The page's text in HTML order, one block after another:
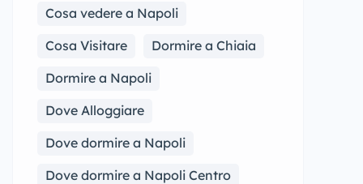
Cosa vedere a Napoli
Cosa Visitare
Dormire a Chiaia
Dormire a Napoli
Dove Alloggiare
Dove dormire a Napoli
Dove dormire a Napoli Centro